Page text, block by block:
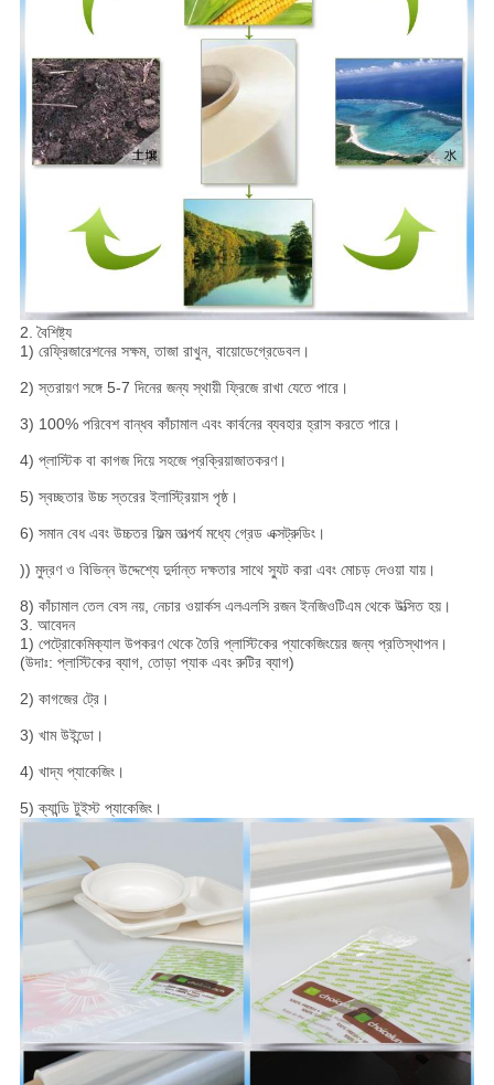
2. বৈশিষ্ট্য
1) রেফ্রিজারেশনের সক্ষম, তাজা রাখুন, বায়োডেগ্রেডেবল।
2) স্তরায়ণ সঙ্গে 5-7 দিনের জন্য স্থায়ী ফ্রিজে রাখা যেতে পারে।
3) 100% পরিবেশ বান্ধব কাঁচামাল এবং কার্বনের ব্যবহার হ্রাস করতে পারে।
4) প্লাস্টিক বা কাগজ দিয়ে সহজে প্রক্রিয়াজাতকরণ।
5) স্বচ্ছতার উচ্চ স্তরের ইলাস্ট্রিয়াস পৃষ্ঠ।
6) সমান বেধ এবং উচ্চতর ফিল্ম তাত্পর্য মধ্যে গ্রেড এক্সট্রুডিং।
)) মুদ্রণ ও বিভিন্ন উদ্দেশ্যে দুর্দান্ত দক্ষতার সাথে স্যুট করা এবং মোচড় দেওয়া যায়।
8) কাঁচামাল তেল বেস নয়, নেচার ওয়ার্কস এলএলসি রজন ইনজিওটিএম থেকে উত্সিত হয়।
3. আবেদন
1) পেট্রোকেমিক্যাল উপকরণ থেকে তৈরি প্লাস্টিকের প্যাকেজিংয়ের জন্য প্রতিস্থাপন।
(উদাঃ: প্লাস্টিকের ব্যাগ, তোড়া প্যাক এবং রুটির ব্যাগ)
2) কাগজের ট্রে।
3) খাম উইন্ডো।
4) খাদ্য প্যাকেজিং।
5) ক্যান্ডি টুইস্ট প্যাকেজিং।